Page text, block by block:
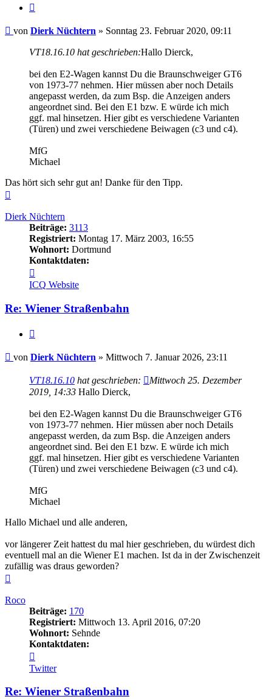
Beitrag
von Dierk Nüchtern » Sonntag 23. Februar 2020, 09:11
VT18.16.10 hat geschrieben:Hallo Dierck,
bei den E2-Wagen kannst Du die Braunschweiger GT6
von 1973-77 nehmen. Hier müssen aber noch Details
angepasst werden, da zum Bsp. die Anzeigen anders
angeordnet sind. Bei den E1 bzw. E würde ich mich
ggf. mal hinsetzen. Hier gibt es verschiedene Varianten
(Türen) und zwei verschiedene Beiwagen (c3 und c4).
MfG
Michael
Das hört sich sehr gut an! Danke für den Tipp.
Dierk Nüchtern
Beiträge: 3113
Registriert: Montag 17. März 2003, 16:55
Wohnort: Dortmund
Kontaktdaten:
von
Dierk
Nüchtern
ICQ Website
Re: Wiener Straßenbahn
Beitrag
von Dierk Nüchtern » Mittwoch 7. Januar 2026, 23:11
VT18.16.10 hat geschrieben:
Mittwoch 25. Dezember
2019, 14:33 Hallo Dierck,
bei den E2-Wagen kannst Du die Braunschweiger GT6
von 1973-77 nehmen. Hier müssen aber noch Details
angepasst werden, da zum Bsp. die Anzeigen anders
angeordnet sind. Bei den E1 bzw. E würde ich mich
ggf. mal hinsetzen. Hier gibt es verschiedene Varianten
(Türen) und zwei verschiedene Beiwagen (c3 und c4).
MfG
Michael
Hallo Michael und alle anderen,
vor längerer Zeit hattest du mal hier geschrieben, du würdest dich
eventuell mal an die Wiener E1 machen. Ist da in der Zwischenzeit
zufällig was draus geworden?
Roco
Beiträge: 170
Registriert: Mittwoch 13. April 2016, 07:20
Wohnort: Sehnde
Kontaktdaten:
von
Roco
Twitter
Re: Wiener Straßenbahn